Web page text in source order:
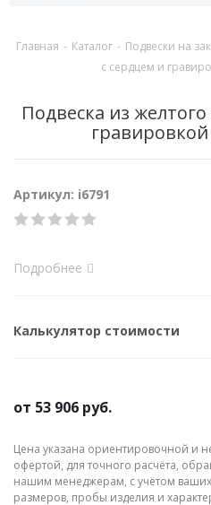
Главная - Каталог - Подвески на
с сердцем и
Подвеска из
гравировкой
Артикул: i6791
Подробнее
Калькулятор стоимости
от 53 906 руб.
Цена указана ориентировочной и
офертой, для точного расчёта,
нашим менеджерам, с учётом
размеров, пробы изделия и